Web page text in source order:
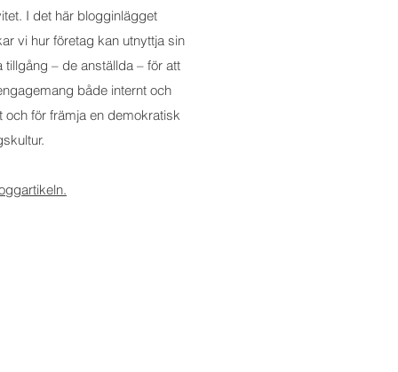
I det här blogginlägget
vi hur företag kan utnyttja sin
tillgång – de anställda – för att
både internt och
och för främja en demokratisk